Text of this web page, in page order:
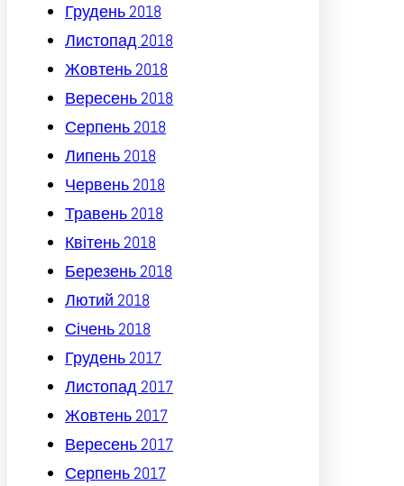
Грудень 2018
Листопад 2018
Жовтень 2018
Вересень 2018
Серпень 2018
Липень 2018
Червень 2018
Травень 2018
Квітень 2018
Березень 2018
Лютий 2018
Січень 2018
Грудень 2017
Листопад 2017
Жовтень 2017
Вересень 2017
Серпень 2017